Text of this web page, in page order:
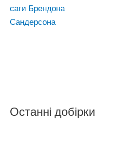
саги Брендона
Сандерсона
Останні добірки